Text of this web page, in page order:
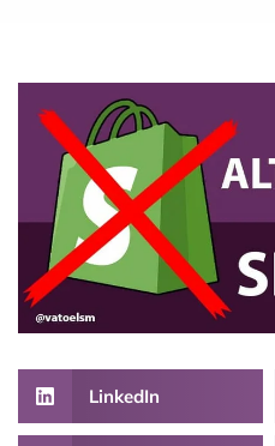
LinkedIn